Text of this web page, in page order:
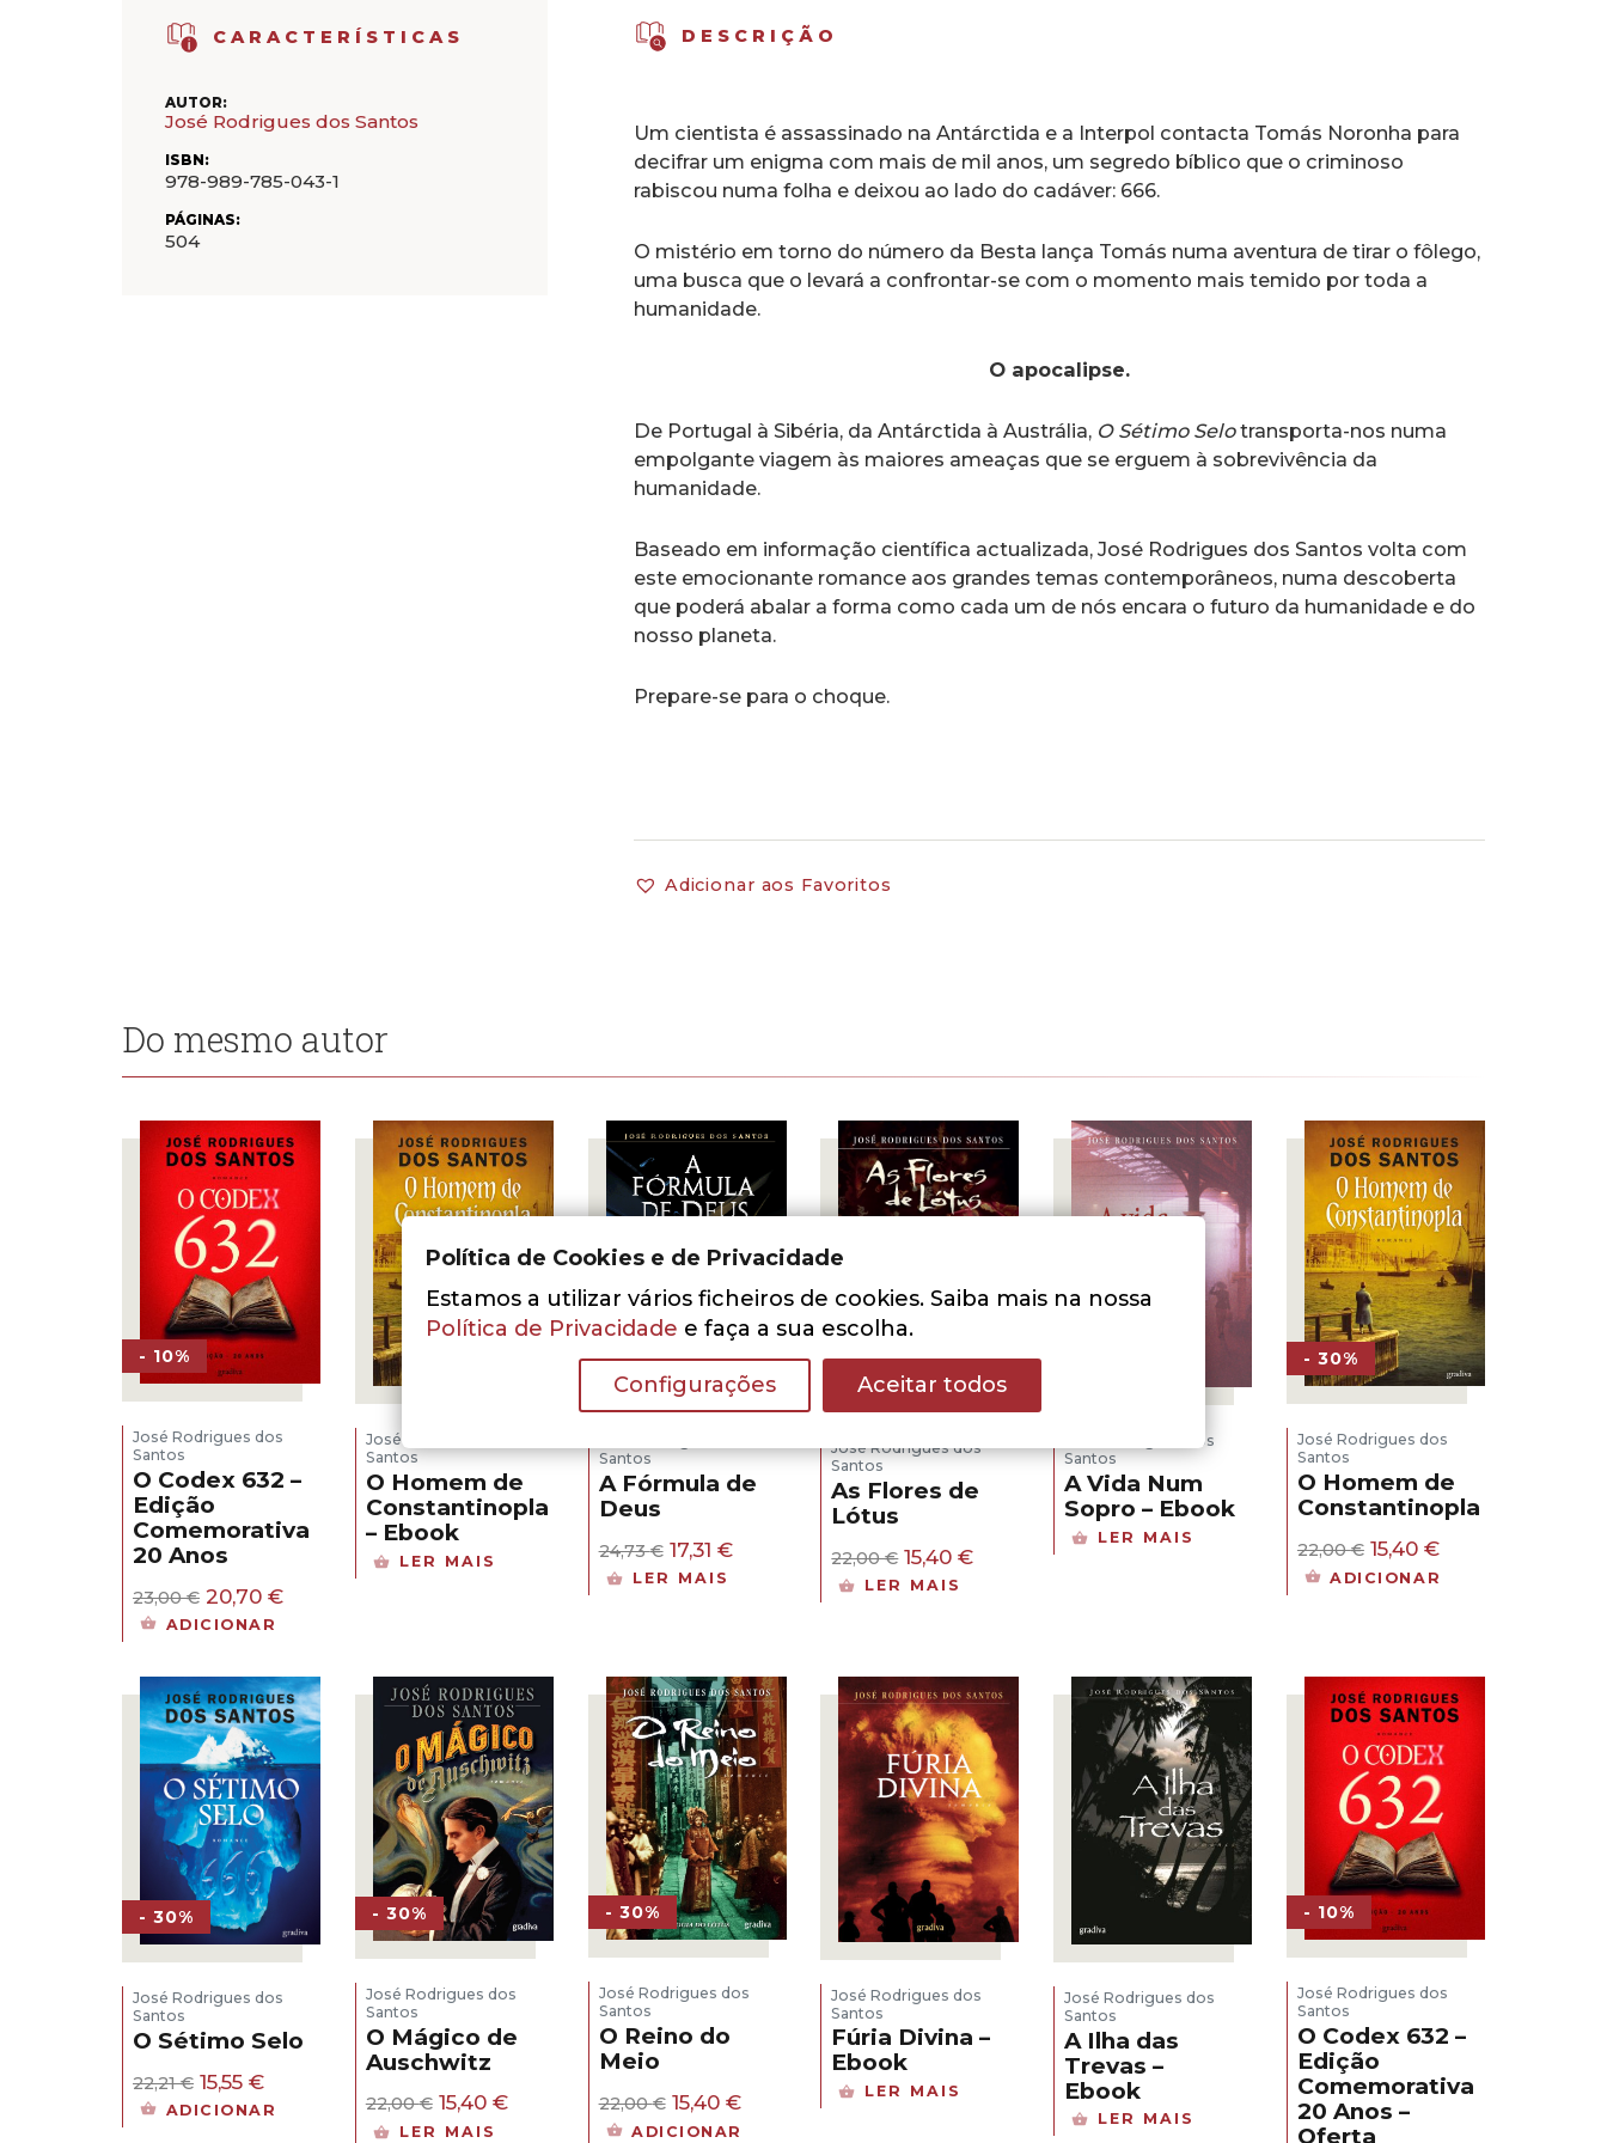
CARACTERÍSTICAS
AUTOR:
José Rodrigues dos Santos
ISBN:
978-989-785-043-1
PÁGINAS:
504
DESCRIÇÃO
Um cientista é assassinado na Antárctida e a Interpol contacta Tomás Noronha para
decifrar um enigma com mais de mil anos, um segredo bíblico que o criminoso
rabiscou numa folha e deixou ao lado do cadáver: 666.
O mistério em torno do número da Besta lança Tomás numa aventura de tirar o fôlego,
uma busca que o levará a confrontar-se com o momento mais temido por toda a
humanidade.
O apocalipse.
De Portugal à Sibéria, da Antárctida à Austrália, O Sétimo Selotransporta-nos numa
empolgante viagem às maiores ameaças que se erguem à sobrevivência da
humanidade.
Baseado em informação científica actualizada, José Rodrigues dos Santos volta com
este emocionante romance aos grandes temas contemporâneos, numa descoberta
que poderá abalar a forma como cada um de nós encara o futuro da humanidade e do
nosso planeta.
Prepare-se para o choque.
Adicionar aos Favoritos
Do mesmo autor
- 10%
José Rodrigues dos
Santos
O Codex 632 –
Edição
Comemorativa
20 Anos
23,00€ O
preço
23,00 €.
20,70 €O
20,70 €.
ADICIONAR
José Rodrigues dos
Santos
O Homem de
Constantinopla
– Ebook
LER MAIS
- 30%
Santos
A Fórmula de
Deus
24,73€ O
preço
17,31 €O
LER MAIS
José Rodrigues dos
Santos
As Flores de
Lótus
22,00€ O
preço
15,40€O
LER MAIS
José Rodrigues dos
Santos
A Vida Num
Sopro – Ebook
LER MAIS
- 30%
José Rodrigues dos
Santos
O Homem de
Constantinopla
22,00€ O
preço
original
15,40 €O
preço
atual
ADICIONAR
- 30%
José Rodrigues dos
Santos
O Sétimo Selo
22,21€ O
preço
15,55 €O
preço
ADICIONAR
- 30%
José Rodrigues dos
Santos
O Mágico de
Auschwitz
22,00€ O
preço
15,40 €O
LER MAIS
- 30%
José Rodrigues dos
Santos
O Reino do
Meio
22,00€ O
preço
15,40 €O
ADICIONAR
José Rodrigues dos
Santos
Fúria Divina –
Ebook
LER MAIS
José Rodrigues dos
Santos
A Ilha das
Trevas –
Ebook
LER MAIS
- 10%
José Rodrigues dos
Santos
O Codex 632 –
Edição
Comemorativa
20 Anos –
Oferta
Política de Cookies e de Privacidade
Estamos a utilizar vários ficheiros de cookies. Saiba mais na nossa
Política de Privacidade e faça a sua escolha.
Configurações Aceitar todos